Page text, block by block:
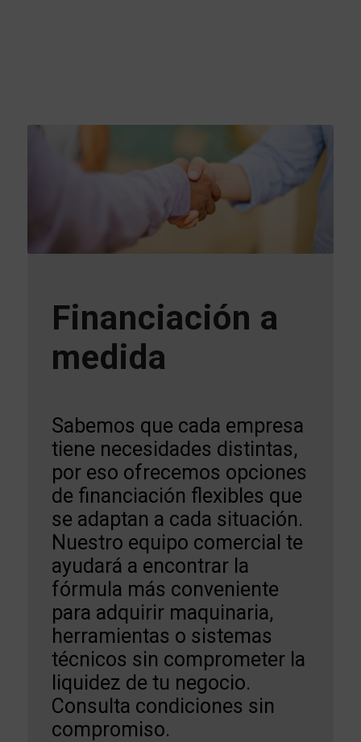
Financiación a
medida
Sabemos que cada empresa
tiene necesidades distintas,
por eso ofrecemos opciones
de financiación flexibles que
se adaptan a cada situación.
Nuestro equipo comercial te
ayudará a encontrar la
fórmula más conveniente
para adquirir maquinaria,
herramientas o sistemas
técnicos sin comprometer la
liquidez de tu negocio.
Consulta condiciones sin
compromiso.